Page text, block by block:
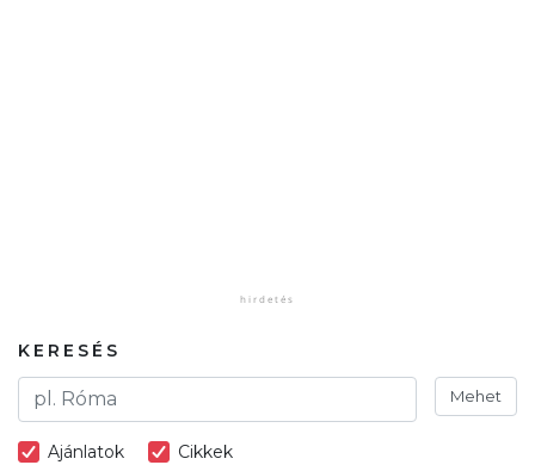
KERESÉS
Mehet
Ajánlatok Cikkek